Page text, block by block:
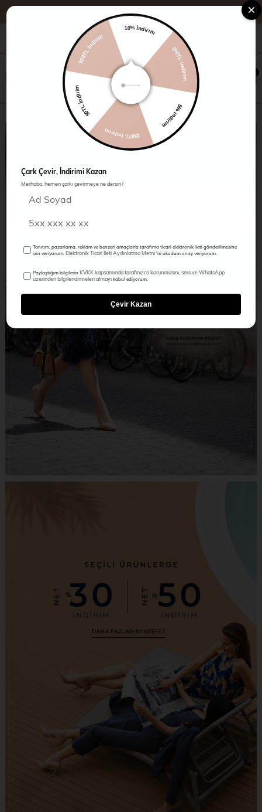
+90 216 485 60 90 Kampanyalar
0
10% İndirim
300TL indirim
5% indirim
150TL İndirim
50TL İndirim
500TL İndirim
Çark Çevir, İndirimi Kazan
Merhaba, hemen çarkı çevirmeye ne dersin?
Tanıtım, pazarlama, reklam ve benzeri amaçlarla tarafıma ticari elektronik ileti gönderilmesine
izin veriyorum.Elektronik Ticari İleti Aydınlatma Metni'ni okudum onay veriyorum.
Paylaştığım bilgilerinKVKK kapsamında tarafınızca korunmasını, sms ve WhatsApp
üzerinden bilgilendirmeleri almayıkabul ediyorum.
Çevir Kazan